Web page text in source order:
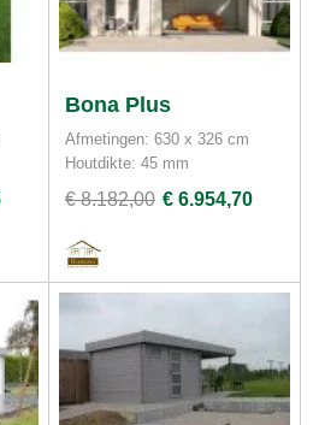
Bona Plus
Afmetingen: 630 x 326 cm
Houtdikte: 45 mm
€ 8.182,00 € 6.954,70